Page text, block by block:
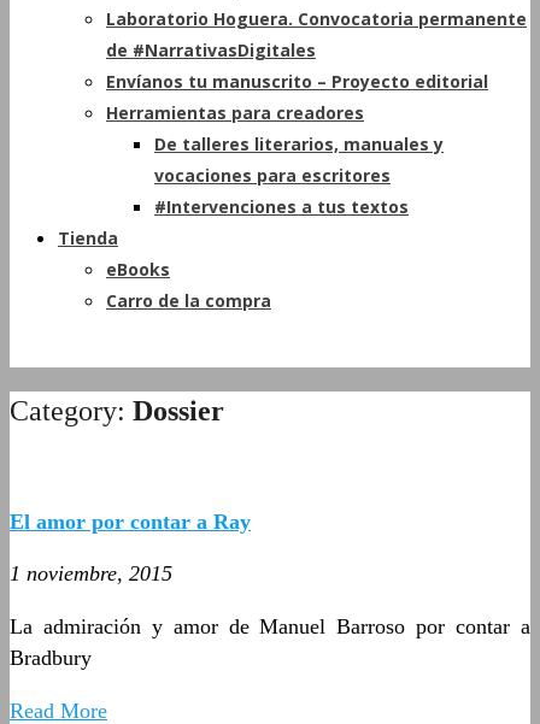
Laboratorio Hoguera. Convocatoria permanente
de #NarrativasDigitales
Envíanos tu manuscrito – Proyecto editorial
Herramientas para creadores
De talleres literarios, manuales y
vocaciones para escritores
#Intervenciones a tus textos
Tienda
eBooks
Carro de la compra
Category: Dossier
El amor por contar a Ray
1 noviembre, 2015
La admiración y amor de Manuel Barroso por contar a
Bradbury
Read More